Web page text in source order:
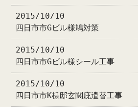
2015/10/10
四日市市Gビル様鳩対策
2015/10/10
四日市市Gビル様シール工事
2015/10/10
四日市市K様邸玄関庇遣替工事